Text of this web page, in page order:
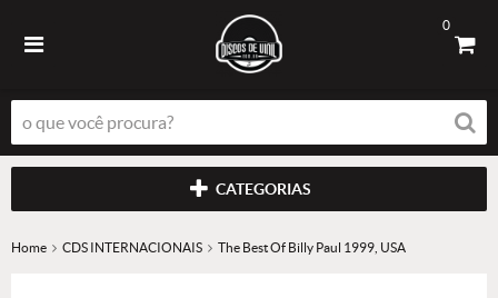
0
CATEGORIAS
Home CDS INTERNACIONAIS The Best Of Billy Paul 1999, USA